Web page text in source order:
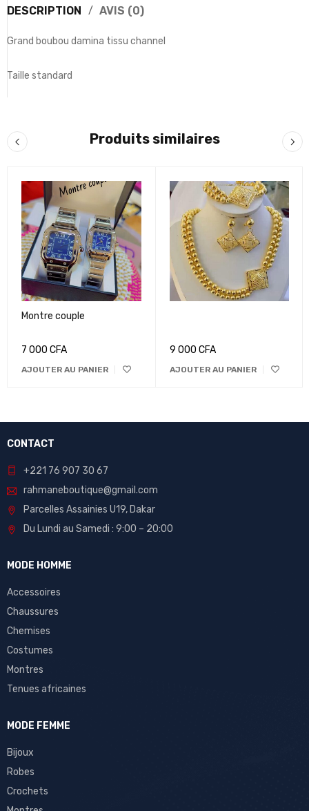
DESCRIPTION AVIS (0)
Grand boubou damina tissu channel
Taille standard
Produits similaires
Montre couple
7 000 CFA
AJOUTER AU PANIER
9 000 CFA
AJOUTER AU PANIER
CONTACT
+221 76 907 30 67
rahmaneboutique@gmail.com
Parcelles Assainies U19, Dakar
Du Lundi au Samedi : 9:00 – 20:00
MODE HOMME
Accessoires
Chaussures
Chemises
Costumes
Montres
Tenues africaines
MODE FEMME
Bijoux
Robes
Crochets